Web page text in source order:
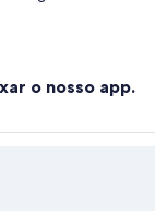
o nosso app.